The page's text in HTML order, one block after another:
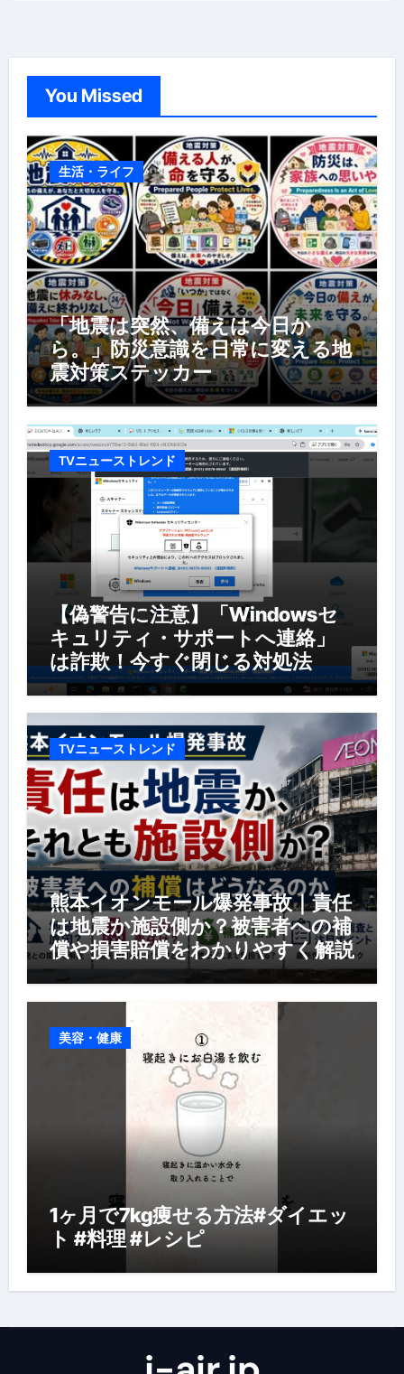
You Missed
生活・ライフ
「地震は突然、備えは今日か
ら。」防災意識を日常に変える地
震対策ステッカー
TVニューストレンド
【偽警告に注意】「Windowsセ
キュリティ・サポートへ連絡」
は詐欺！今すぐ閉じる対処法
TVニューストレンド
熊本イオンモール爆発事故｜責任
は地震か施設側か？被害者への補
償や損害賠償をわかりやすく解説
美容・健康
1ヶ月で7kg痩せる方法#ダイエッ
ト #料理 #レシピ